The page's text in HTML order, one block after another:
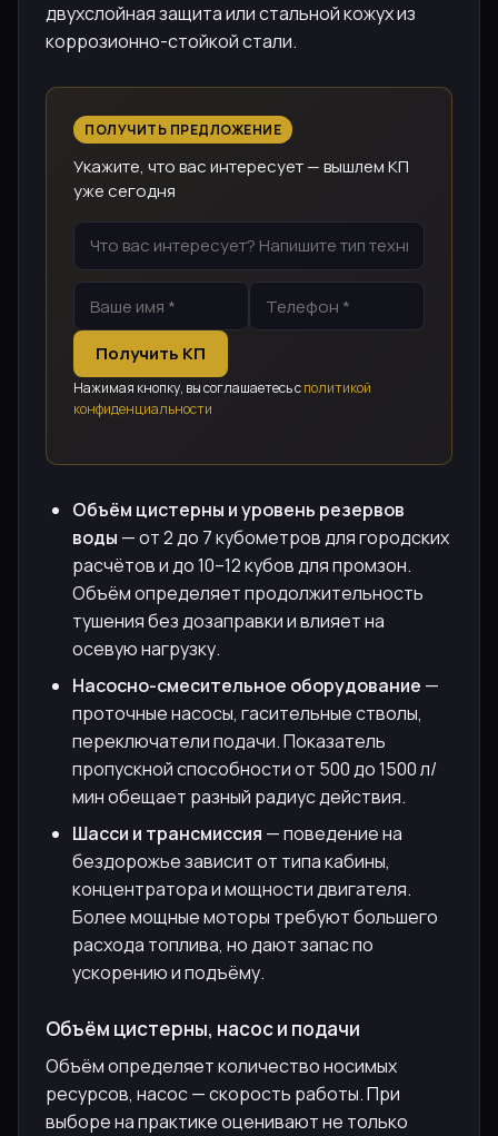
двухслойная защита или стальной кожух из
коррозионно-стойкой стали.
ПОЛУЧИТЬ ПРЕДЛОЖЕНИЕ
Укажите, что вас интересует — вышлем КП
уже сегодня
Получить КП
Нажимая кнопку, вы соглашаетесь сполитикой
конфиденциальности
Объём цистерны и уровень резервов
воды — от 2 до 7 кубометров для городских
расчётов и до 10–12 кубов для промзон.
Объём определяет продолжительность
тушения без дозаправки и влияет на
осевую нагрузку.
Насосно-смесительное оборудование —
проточные насосы, гасительные стволы,
переключатели подачи. Показатель
пропускной способности от 500 до 1500 л/
мин обещает разный радиус действия.
Шасси и трансмиссия — поведение на
бездорожье зависит от типа кабины,
концентратора и мощности двигателя.
Более мощные моторы требуют большего
расхода топлива, но дают запас по
ускорению и подъёму.
Объём цистерны, насос и подачи
Объём определяет количество носимых
ресурсов, насос — скорость работы. При
выборе на практике оценивают не только